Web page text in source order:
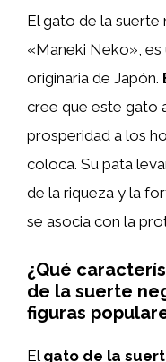
El gato de la
«Maneki Neko», es
originaria de Japón.
cree que este gato
prosperidad a los
coloca. Su pata
de la riqueza y la
se asocia con la
¿Qué
de la suerte
figuras
El gato de la